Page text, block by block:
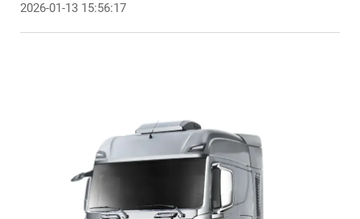
2026-01-13 15:56:17